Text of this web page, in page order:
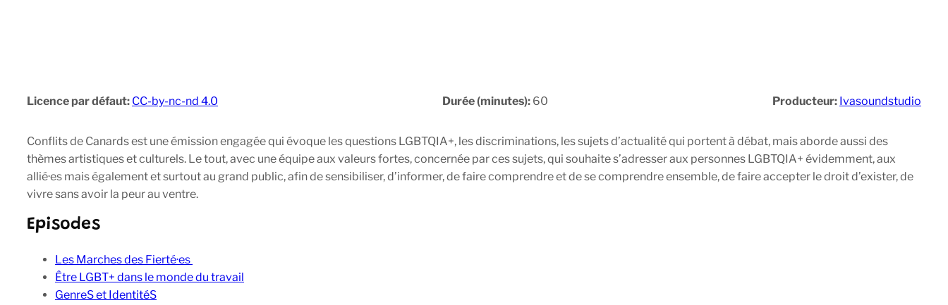
Licence par défaut: CC-by-nc-nd 4.0 Durée (minutes): 60 Producteur: Ivasoundstudio
Conflits de Canards est une émission engagée qui évoque les questions LGBTQIA+, les discriminations, les sujets d’actualité qui portent à débat, mais aborde aussi des
thèmes artistiques et culturels. Le tout, avec une équipe aux valeurs fortes, concernée par ces sujets, qui souhaite s’adresser aux personnes LGBTQIA+ évidemment, aux
allié·es mais également et surtout au grand public, afin de sensibiliser, d’informer, de faire comprendre et de se comprendre ensemble, de faire accepter le droit d’exister, de
vivre sans avoir la peur au ventre.
Episodes
Les Marches des Fierté·es
Être LGBT+ dans le monde du travail
GenreS et IdentitéS